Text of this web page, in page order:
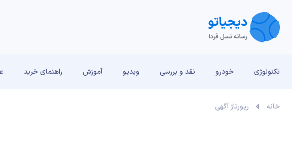
تکنولوژی خودرو نقد و بررسی‌ ویدیو آموزش راهنمای خرید
خانه رپورتاژ آگهی